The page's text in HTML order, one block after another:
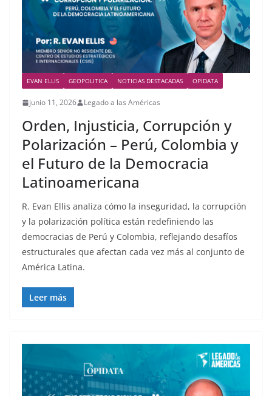
EVAN ELLIS GEOPOLITICA NOTICIAS DESTACADAS OPIDATA
junio 11, 2026 Legado a las Américas
Orden, Injusticia, Corrupción y
Polarización – Perú, Colombia y
el Futuro de la Democracia
Latinoamericana
R. Evan Ellis analiza cómo la inseguridad, la corrupción
y la polarización política están redefiniendo las
democracias de Perú y Colombia, reflejando desafíos
estructurales que afectan cada vez más al conjunto de
América Latina.
Leer más